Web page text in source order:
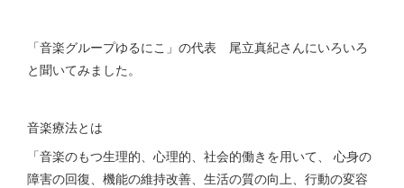
「音楽グループゆるにこ」の代表 尾立真紀さんにいろいろ
と聞いてみました。
音楽療法とは
「音楽のもつ生理的、心理的、社会的働きを用いて、 心身の
障害の回復、機能の維持改善、生活の質の向上、行動の変容